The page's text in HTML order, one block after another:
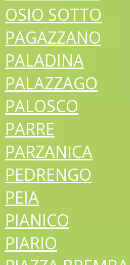
OSIO SOTTO
PAGAZZANO
PALADINA
PALAZZAGO
PALOSCO
PARRE
PARZANICA
PEDRENGO
PEIA
PIANICO
PIARIO